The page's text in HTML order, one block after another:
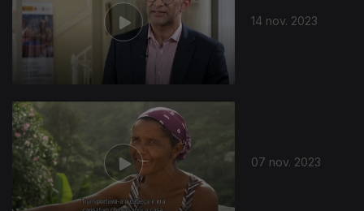
14 nov. 2023
07 nov. 2023
726227